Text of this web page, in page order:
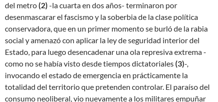
del metro(2) -la cuarta en dos años- terminaron por
desenmascarar el fascismo y la soberbia de la clase política
conservadora, que en un primer momento se burló de la rabia
social y amenazó con aplicar la ley de seguridad interior del
Estado, para luego desencadenar una ola represiva extrema -
como no se había visto desde tiempos dictatoriales(3)-,
invocando el estado de emergencia en prácticamente la
totalidad del territorio que pretenden controlar. El paraíso del
consumo neoliberal, vio nuevamente a los militares empuñar